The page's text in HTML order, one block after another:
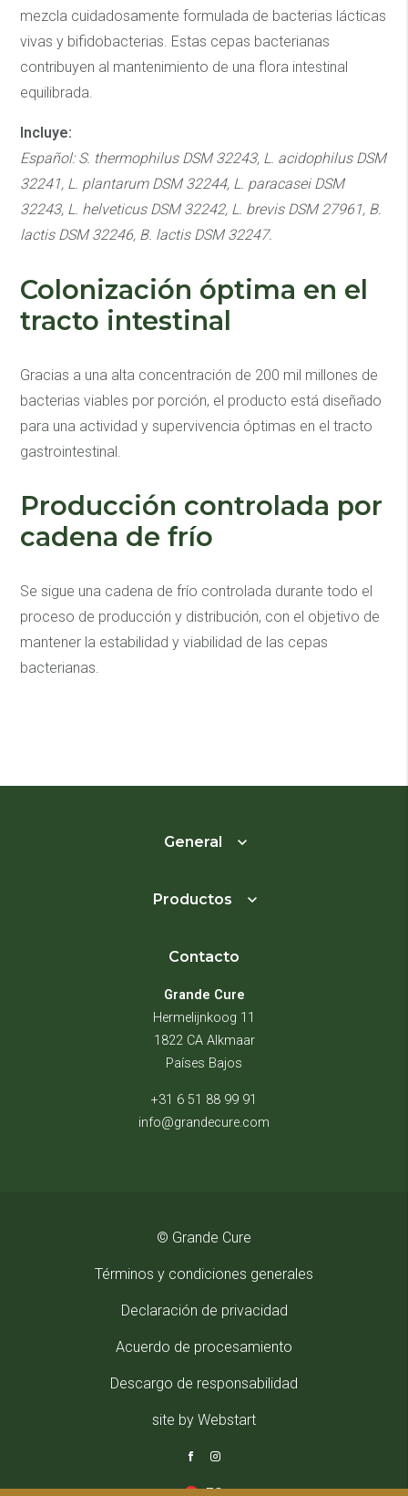
mezcla cuidadosamente formulada de bacterias lácticas
vivas y bifidobacterias. Estas cepas bacterianas
contribuyen al mantenimiento de una flora intestinal
equilibrada.
Incluye:
Español: S. thermophilus DSM 32243, L. acidophilus DSM
32241, L. plantarum DSM 32244, L. paracasei DSM
32243, L. helveticus DSM 32242, L. brevis DSM 27961, B.
lactis DSM 32246, B. lactis DSM 32247.
Colonización óptima en el
tracto intestinal
Gracias a una alta concentración de 200 mil millones de
bacterias viables por porción, el producto está diseñado
para una actividad y supervivencia óptimas en el tracto
gastrointestinal.
Producción controlada por
cadena de frío
Se sigue una cadena de frío controlada durante todo el
proceso de producción y distribución, con el objetivo de
mantener la estabilidad y viabilidad de las cepas
bacterianas.
General
Productos
Contacto
Grande Cure
Hermelijnkoog 11
1822 CA Alkmaar
Países Bajos
+31 6 51 88 99 91
info@grandecure.com
© Grande Cure
Términos y condiciones generales
Declaración de privacidad
Acuerdo de procesamiento
Descargo de responsabilidad
site by Webstart